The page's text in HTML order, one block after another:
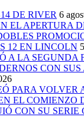
DE RIVER 6
EL APERTURA
12 EN LINCOLN
A LA SEGUNDA
CON
PARA VOLVER
EL COMIENZO
CON SU SERIE